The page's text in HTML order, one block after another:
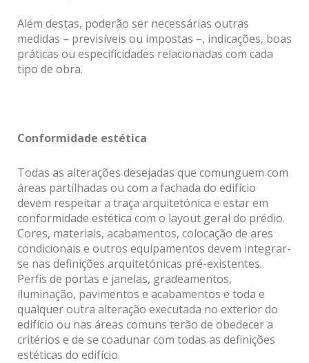
Além destas, poderão ser necessárias outras
medidas – previsíveis ou impostas –, indicações, boas
práticas ou especificidades relacionadas com cada
tipo de obra.
Conformidade estética
Todas as alterações desejadas que comunguem com
áreas partilhadas ou com a fachada do edifício
devem respeitar a traça arquitetónica e estar em
conformidade estética com o layout geral do prédio.
Cores, materiais, acabamentos, colocação de ares
condicionais e outros equipamentos devem integrar-
se nas definições arquitetónicas pré-existentes.
Perfis de portas e janelas, gradeamentos,
iluminação, pavimentos e acabamentos e toda e
qualquer outra alteração executada no exterior do
edifício ou nas áreas comuns terão de obedecer a
critérios e de se coadunar com todas as definições
estéticas do edifício.